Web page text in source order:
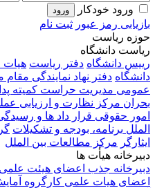
ورود خودکار
بازیابی رمز عبور ثبت نام
حوزه ریاست
ریاست دانشگاه
رییس دانشگاه دفتر ریاست هیات
دانشگاه دفتر نهاد نمایندگی
عمومی مدیریت حراست کمیته
بحران مرکز نظارت و ارزیابی
امور حقوقی قرار داد ها و
الملل برنامه، بودجه و تشکیلات
ایثارگر مرکز مطالعات بین الملل
دبیرخانه هیأت ها
دبیرخانه جذب اعضای هیئت علمی
اعضای هیات علمی کارگروه